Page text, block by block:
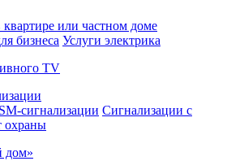
или частном доме
бизнеса Услуги электрика
TV
сигнализации Сигнализации с
охраны
дом»